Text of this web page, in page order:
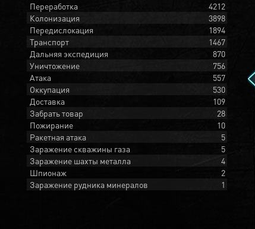
Переработка
4212
Колонизация
3898
Передислокация
1894
Транспорт
1467
Дальняя экспедиция
870
Уничтожение
756
Атака
557
Оккупация
530
Доставка
109
Забрать товар
28
Пожирание
10
Ракетная атака
5
Заражение скважины газа
5
Заражение шахты металла
4
Шпионаж
2
Заражение рудника минералов
1